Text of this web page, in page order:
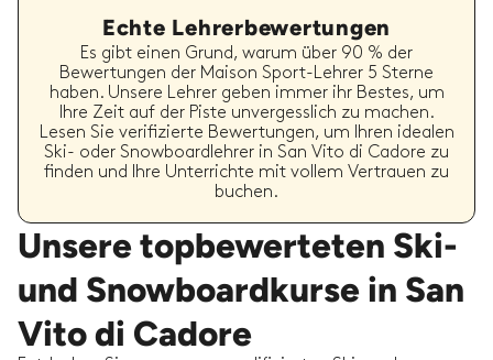
Echte Lehrerbewertungen
Es gibt einen Grund, warum über 90 % der
Bewertungen der Maison Sport-Lehrer 5 Sterne
haben. Unsere Lehrer geben immer ihr Bestes, um
Ihre Zeit auf der Piste unvergesslich zu machen.
Lesen Sie verifizierte Bewertungen, um Ihren idealen
Ski- oder Snowboardlehrer in San Vito di Cadore zu
finden und Ihre Unterrichte mit vollem Vertrauen zu
buchen.
Unsere topbewerteten Ski-
und Snowboardkurse in San
Vito di Cadore